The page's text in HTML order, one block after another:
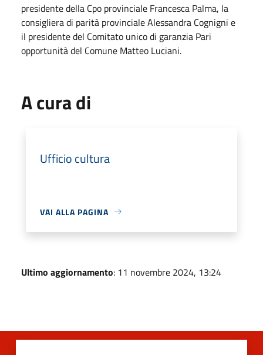
presidente della Cpo provinciale Francesca Palma, la
consigliera di parità provinciale Alessandra Cognigni e
il presidente del Comitato unico di garanzia Pari
opportunità del Comune Matteo Luciani.
A cura di
Ufficio cultura
VAI ALLA PAGINA
Ultimo aggiornamento: 11 novembre 2024, 13:24